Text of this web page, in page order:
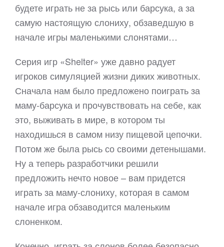
будете играть не за рысь или барсука, а за
самую настоящую слониху, обзаведшую в
начале игры маленькими слонятами…
Серия игр «Shelter» уже давно радует
игроков симуляцией жизни диких животных.
Сначала нам было предложено поиграть за
маму-барсука и прочувствовать на себе, как
это, выживать в мире, в котором ты
находишься в самом низу пищевой цепочки.
Потом же была рысь со своими детенышами.
Ну а теперь разработчики решили
предложить нечто новое – вам придется
играть за маму-слониху, которая в самом
начале игра обзаводится маленьким
слоненком.